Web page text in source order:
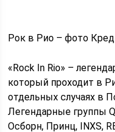
Рок в Рио – фото
«Rock In Rio» –
который проходит в
отдельных случаях в
Легендарные группы
Осборн, Принц, INXS,